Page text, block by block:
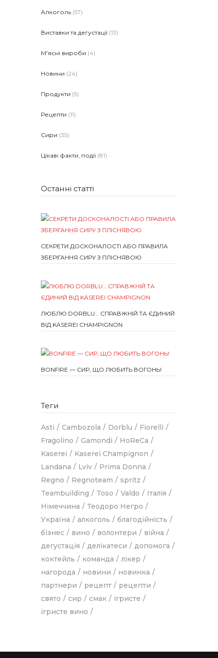
Алкоголь (57)
Виставки та дегустації (13)
М'ясні вироби (4)
Новини (24)
Продукти (5)
Рецепти (11)
Сири (35)
Цікаві факти, події (81)
Останні статті
СЕКРЕТИ ДОСКОНАЛОСТІ АБО ПРАВИЛА
ЗБЕРІГАННЯ СИРУ З ПЛІСНЯВОЮ
ЛЮБЛЮ DORBLU… СПРАВЖНІЙ ТА ЄДИНИЙ
ВІД KÄSEREI CHAMPIGNON
BONFIRE — СИР, ЩО ЛЮБИТЬ ВОГОНЬ!
Теги
Asti Cambozola Dorblu
Fiorelli
Fragolino
Gamondi
HoReCa
Kaserei
Kaserei Champignon
Landana
Lviv
Prima Donna
Regno
Regnoteam
spritz
Teambuilding
Toso Valdo
Італія
Німеччина
Теодоро Негро
Україна
алкоголь
благодійність
бізнес
вино волонтери
війна
дегустація
делікатеси
допомога
коктейль
команда
лікер
нагорода
новини
новинка
партнери
рецепт
рецепти
свято
сир смак
ігристе
ігристе вино